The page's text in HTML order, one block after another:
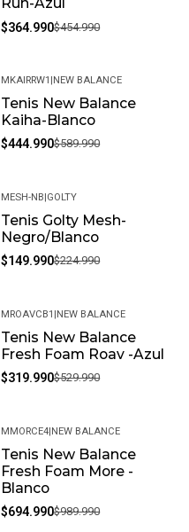
$364.990$454.990
-25%
MKAIRRW1 NEW BALANCE
Tenis New Balance
Kaiha-Blanco
$444.990$589.990
-33%
MESH-NB GOLTY
Tenis Golty Mesh-
Negro/Blanco
$149.990$224.990
-40%
MROAVCB1 NEW BALANCE
Tenis New Balance
Fresh Foam Roav -Azul
$319.990$529.990
-30%
MMORCE4 NEW BALANCE
Tenis New Balance
Fresh Foam More -
Blanco
$694.990$989.990